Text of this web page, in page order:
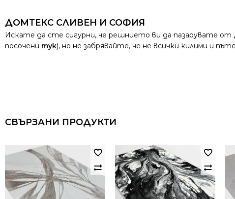
ДОМТЕКС СЛИВЕН И СОФИЯ
Искате да сте сигурни, че решнието ви да пазарувате
посочени тук), но не забрявайте, че не всички килими и
СВЪРЗАНИ ПРОДУКТИ